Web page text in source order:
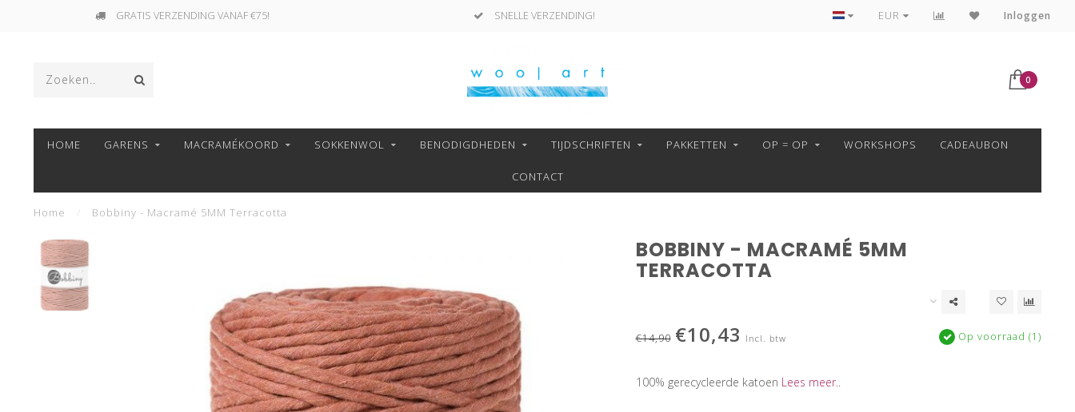
GRATIS VERZENDING VANAF €75! SNELLE VERZENDING! VEILIG BETALEN MET MOLLIE!
EUR Inloggen
0
HOME GARENS MACRAMÉKOORD SOKKENWOL BENODIGDHEDEN TIJDSCHRIFTEN PAKKETTEN OP = OP WORKSHOPS CADEAUBON
CONTACT
Home Bobbiny - Macramé 5MM Terracotta
BOBBINY - MACRAMÉ 5MM
TERRACOTTA
€14,90 €10,43 Incl. btw Op voorraad (1)
100% gerecycleerde katoen Lees meer..